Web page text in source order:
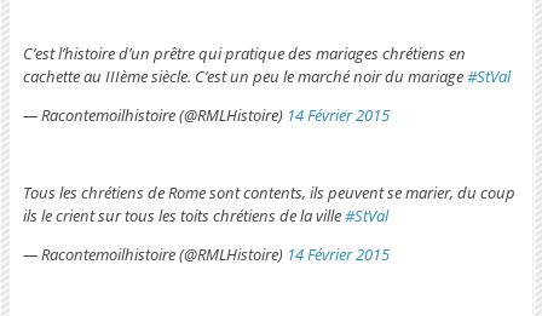
C’est l’histoire d’un prêtre qui pratique des mariages chrétiens en
cachette au IIIème siècle. C’est un peu le marché noir du mariage#StVal
— Racontemoilhistoire (@RMLHistoire) 14 Février 2015
Tous les chrétiens de Rome sont contents, ils peuvent se marier, du coup
ils le crient sur tous les toits chrétiens de la ville#StVal
— Racontemoilhistoire (@RMLHistoire) 14 Février 2015